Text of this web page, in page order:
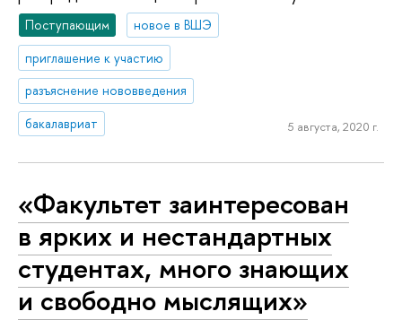
Поступающим
новое в ВШЭ
приглашение к участию
разъяснение нововведения
бакалавриат
5 августа, 2020 г.
«Факультет заинтересован
в ярких и нестандартных
студентах, много знающих
и свободно мыслящих»